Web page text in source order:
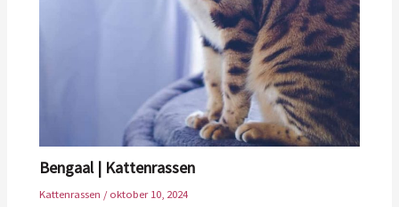
Bengaal | Kattenrassen
Kattenrassen /oktober 10, 2024